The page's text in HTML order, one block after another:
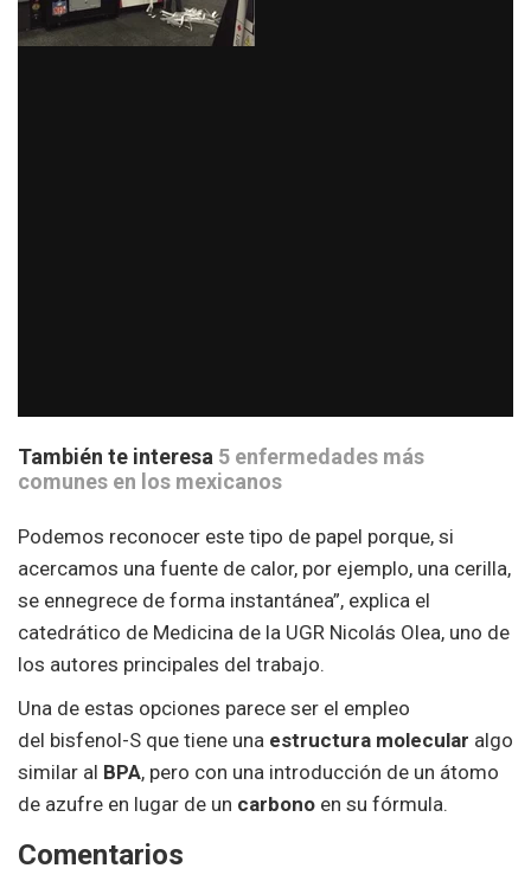
También te interesa 5 enfermedades más
comunes en los mexicanos
Podemos reconocer este tipo de papel porque, si
acercamos una fuente de calor, por ejemplo, una cerilla,
se ennegrece de forma instantánea”, explica el
catedrático de Medicina de la UGR Nicolás Olea, uno de
los autores principales del trabajo.
Una de estas opciones parece ser el empleo
del bisfenol-S que tiene una estructura molecular algo
similar al BPA, pero con una introducción de un átomo
de azufre en lugar de un carbono en su fórmula.
Comentarios